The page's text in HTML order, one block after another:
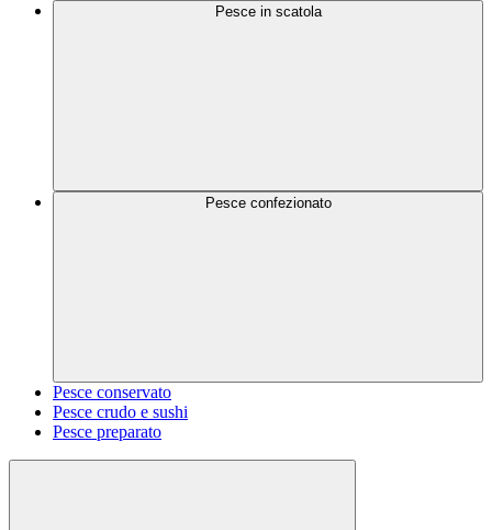
Pesce in scatola
Pesce confezionato
Pesce conservato
Pesce crudo e sushi
Pesce preparato